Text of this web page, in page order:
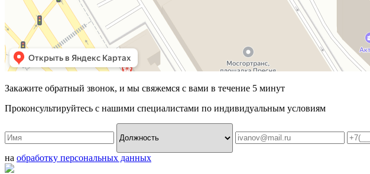
Закажите обратный звонок, и мы свяжемся с вами в течение 5 минут
Проконсультируйтесь с нашими специалистами по индивидуальным условиям
на обработку персональных данных